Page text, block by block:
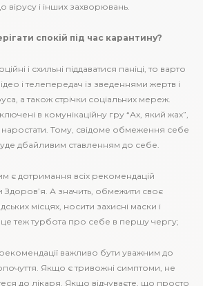
вірусу і інших захворювань.
спокій під час карантину?
і схильні піддаватися паніці, то варто
і телепередач із зведеннями жертв і
а також стрічки соціальних мереж.
в комунікаційну гру “Ах, який жах”,
наростати. Тому, свідоме обмеження себе
дбайливим ставленням до себе.
є дотримання всіх рекомендацій
Здоров’я. А значить, обмежити своє
місцях, носити захисні маски і
теж турбота про себе в першу чергу;
важливо бути уважним до
Якщо є тривожні симптоми, не
до лікаря. Якщо відчуваєте, що просто